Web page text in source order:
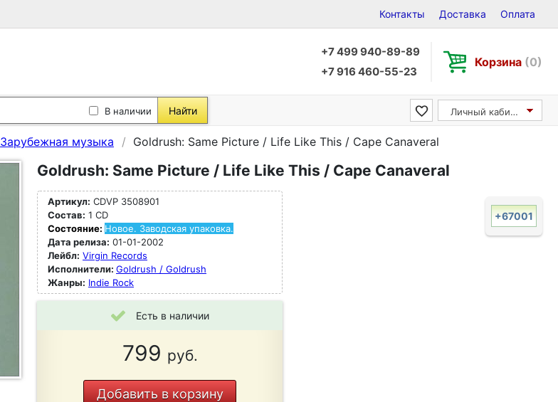
Контакты Доставка Оплата
+7 499 940-89-89
+7 916 460-55-23
Корзина (0)
В наличии Найти Личный кабинет
Зарубежная музыка Goldrush: Same Picture / Life Like This / Cape Canaveral
Goldrush: Same Picture / Life Like This / Cape Canaveral
Артикул: CDVP 3508901
Состав: 1 CD
Состояние: Новое. Заводская упаковка.
Дата релиза: 01-01-2002
Лейбл: Virgin Records
Исполнители: Goldrush / Goldrush
Жанры: Indie Rock
Есть в наличии
799 руб.
Добавить в корзину
+67001